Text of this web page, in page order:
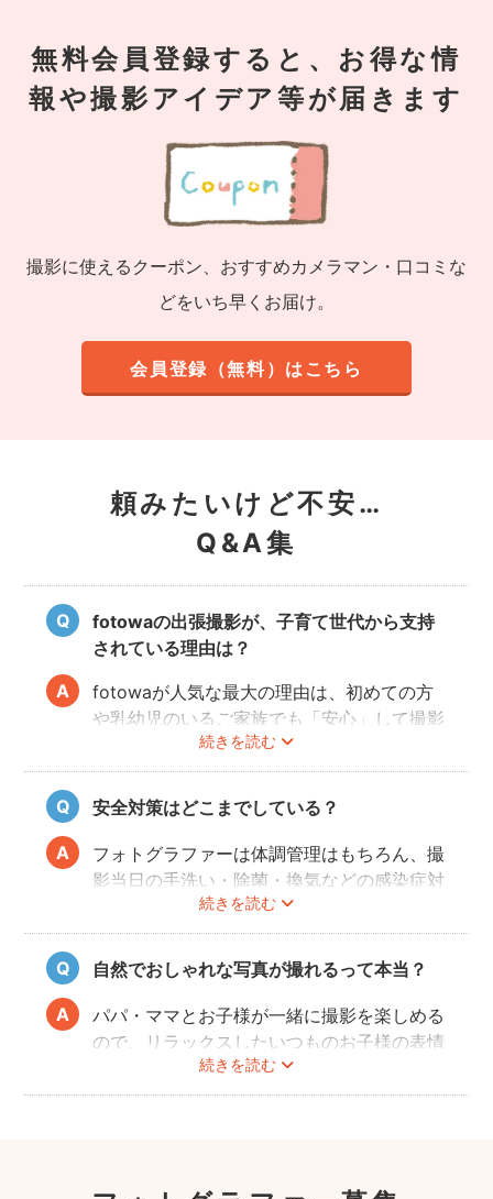
無料会員登録すると、お得な情
報や撮影アイデア等が届きます
撮影に使えるクーポン、おすすめカメラマン・口コミな
どをいち早くお届け。
会員登録（無料）はこちら
頼みたいけど不安…
Q&A集
fotowaの出張撮影が、子育て世代から支持
されている理由は？
続きを読む
fotowaが人気な最大の理由は、初めての方
や乳幼児のいるご家族でも「安心」して撮影
を楽しんでいただけることです。
厳しい審査を通過した、赤ちゃん・子どもの
扱いに慣れているパパ・ママ世代のカメラマ
ンが全国に多数在籍。
またどのカメラマンでも指名料は一切ござい
ません。分かりやすい料金体系も人気のポイ
安全対策はどこまでしている？
続きを読む
フォトグラファーは体調管理はもちろん、撮
影当日の手洗い・除菌・換気などの感染症対
策や、熱中症予防に努めます。
また、撮影中はご家族のペースに合わせなが
ら、周囲や足元に危険なものがないか注意を
呼び掛けながら進行しますのでご安心くださ
い。
自然でおしゃれな写真が撮れるって本当？
続きを読む
パパ・ママとお子様が一緒に撮影を楽しめる
ので、リラックスしたいつものお子様の表情
を撮影できます。
こども・家族撮影に長けたプロカメラマンの